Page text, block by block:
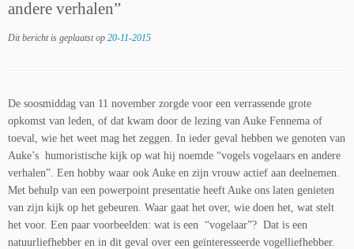
andere verhalen”
Dit bericht is geplaatst op 20-11-2015
De soosmiddag van 11 november zorgde voor een verrassende grote
opkomst van leden, of dat kwam door de lezing van Auke Fennema of
toeval, wie het weet mag het zeggen. In ieder geval hebben we genoten van
Auke’s humoristische kijk op wat hij noemde “vogels vogelaars en andere
verhalen”. Een hobby waar ook Auke en zijn vrouw actief aan deelnemen.
Met behulp van een powerpoint presentatie heeft Auke ons laten genieten
van zijn kijk op het gebeuren. Waar gaat het over, wie doen het, wat stelt
het voor. Een paar voorbeelden: wat is een “vogelaar”? Dat is een
natuurliefhebber en in dit geval over een geïnteresseerde vogelliefhebber.